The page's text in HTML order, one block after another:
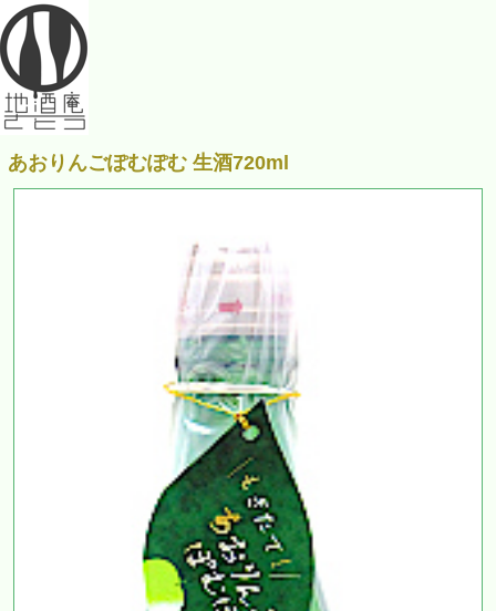
あおりんごぽむぽむ 生酒720ml